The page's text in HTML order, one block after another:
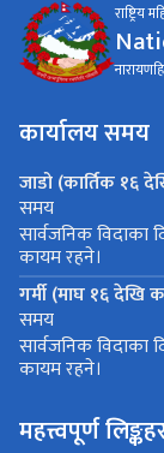
राष्ट्रिय
कार्यालय समय
जाडो (कार्तिक १६
समय
सार्वजनिक विदाका
कायम रहने।
गर्मी (माघ १६ देखि
समय
सार्वजनिक विदाका
कायम रहने।
महत्त्वपूर्ण